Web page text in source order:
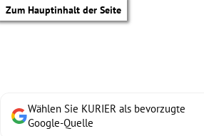
Zum Hauptinhalt der Seite
Wählen Sie KURIER als bevorzugte
Google-Quelle